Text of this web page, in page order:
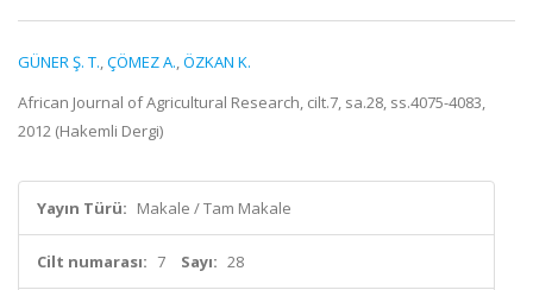
GÜNER Ş. T.,ÇÖMEZ A.,ÖZKAN K.
African Journal of Agricultural Research, cilt.7, sa.28, ss.4075-4083,
2012 (Hakemli Dergi)
Yayın Türü: Makale / Tam Makale
Cilt numarası: 7 Sayı: 28